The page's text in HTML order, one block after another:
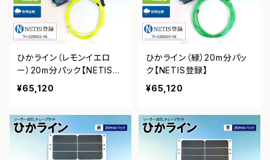
ひかライン（レモンイエロ
ー）20m分パック【NETIS登
録】
¥65,120
ひかライン（緑）20m分パッ
ク【NETIS登録】
¥65,120